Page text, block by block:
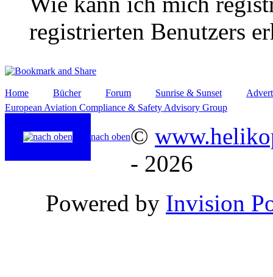
registrierten Benutzers
Home Bücher Forum Sunrise & Sunset
European Aviation Compliance & Safety Advisory Group
nach oben©
- 2026
Powered by Invision